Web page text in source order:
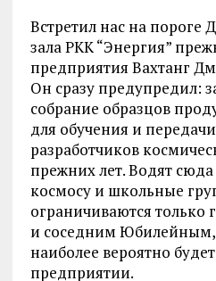
Встретил нас на пороге
зала РКК “Энергия”
предприятия Вахтанг
Он сразу предупредил:
собрание образцов
для обучения и
разработчиков
прежних лет. Водят
космосу и школьные
ограничиваются
и соседним Юбилейным,
наиболее вероятно
предприятии.